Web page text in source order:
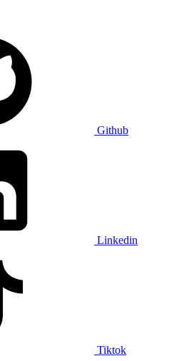
Github
Linkedin
Tiktok